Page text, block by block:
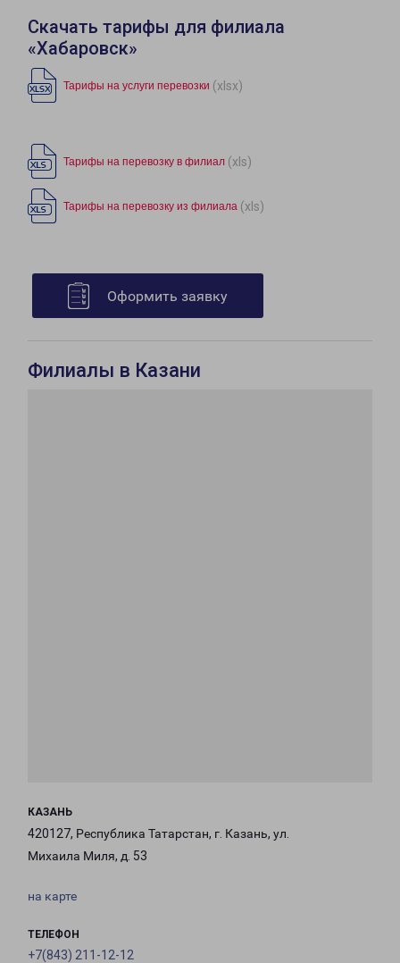
Скачать тарифы для филиала
«Хабаровск»
Тарифы на услуги перевозки (xlsx)
Тарифы на перевозку в филиал (xls)
Тарифы на перевозку из филиала (xls)
Оформить заявку
Филиалы в Казани
КАЗАНЬ
420127, Республика Татарстан, г. Казань, ул.
Михаила Миля, д. 53
на карте
ТЕЛЕФОН
+7(843) 211-12-12